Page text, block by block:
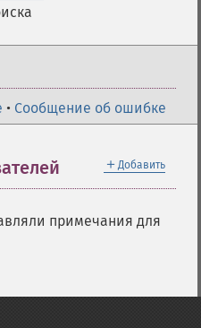
• Сообщение об ошибке
＋ Добавить
примечания для